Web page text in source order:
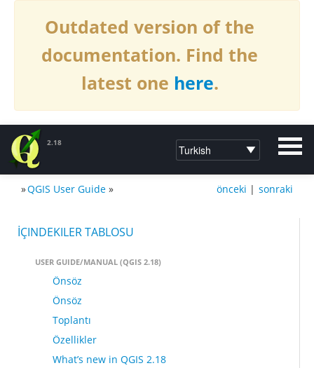
Outdated version of the
documentation. Find the
latest one here.
2.18
DOCUMENTATION QGIS 2.18 sonraki
önceki |
»QGIS User Guide »
İÇINDEKILER TABLOSU
USER GUIDE/MANUAL (QGIS 2.18)
Önsöz
Önsöz
Toplantı
Özellikler
What’s new in QGIS 2.18